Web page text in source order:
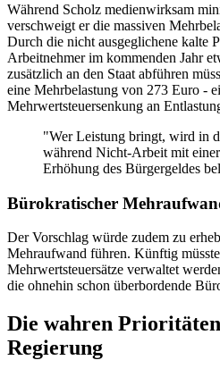
Während Scholz medienwirksam
verschweigt er die massiven
Durch die nicht ausgeglichene kalte
Arbeitnehmer im kommenden Jahr
zusätzlich an den Staat abführen
eine Mehrbelastung von 273 Euro -
Mehrwertsteuersenkung an
"Wer Leistung bringt, wird in
während Nicht-Arbeit mit
Erhöhung des Bürgergeldes
Bürokratischer
Der Vorschlag würde zudem zu
Mehraufwand führen. Künftig
Mehrwertsteuersätze verwaltet
die ohnehin schon überbordende
Die wahren
Regierung